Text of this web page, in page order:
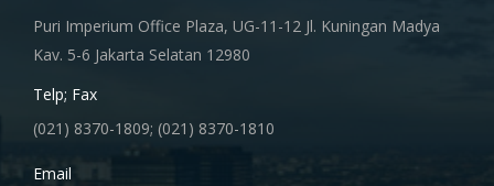
Puri Imperium Office Plaza, UG-11-12 Jl. Kuningan Madya
Kav. 5-6 Jakarta Selatan 12980
Telp; Fax
(021) 8370-1809; (021) 8370-1810
Email